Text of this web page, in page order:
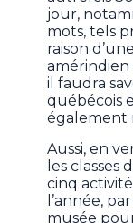
jour,
mots, tels
raison
amérindien
il faudra
québécois
également
Aussi, en
les classes
cinq
l’année,
musée